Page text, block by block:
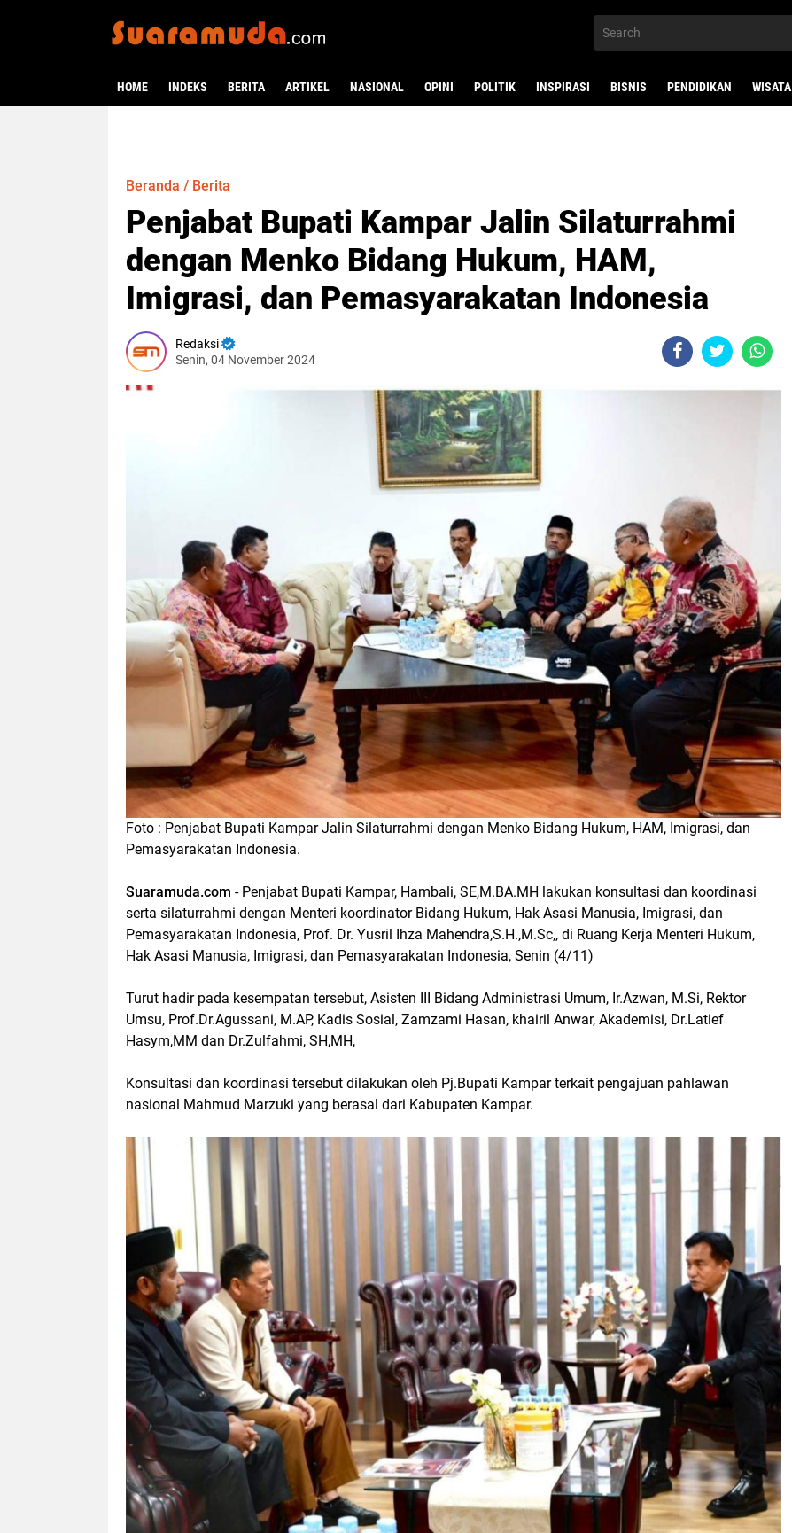
HOME INDEKS BERITA ARTIKEL NASIONAL OPINI POLITIK INSPIRASI BISNIS PENDIDIKAN WISATA
Beranda / Berita
Penjabat Bupati Kampar Jalin Silaturrahmi
dengan Menko Bidang Hukum, HAM,
Imigrasi, dan Pemasyarakatan Indonesia
Redaksi
Senin, 04 November 2024
Foto : Penjabat Bupati Kampar Jalin Silaturrahmi dengan Menko Bidang Hukum, HAM, Imigrasi, dan
Pemasyarakatan Indonesia.
Suaramuda.com - Penjabat Bupati Kampar, Hambali, SE,M.BA.MH lakukan konsultasi dan koordinasi
serta silaturrahmi dengan Menteri koordinator Bidang Hukum, Hak Asasi Manusia, Imigrasi, dan
Pemasyarakatan Indonesia, Prof. Dr. Yusril Ihza Mahendra,S.H.,M.Sc,, di Ruang Kerja Menteri Hukum,
Hak Asasi Manusia, Imigrasi, dan Pemasyarakatan Indonesia, Senin (4/11)
Turut hadir pada kesempatan tersebut, Asisten III Bidang Administrasi Umum, Ir.Azwan, M.Si, Rektor
Umsu, Prof.Dr.Agussani, M.AP, Kadis Sosial, Zamzami Hasan, khairil Anwar, Akademisi, Dr.Latief
Hasym,MM dan Dr.Zulfahmi, SH,MH,
Konsultasi dan koordinasi tersebut dilakukan oleh Pj.Bupati Kampar terkait pengajuan pahlawan
nasional Mahmud Marzuki yang berasal dari Kabupaten Kampar.